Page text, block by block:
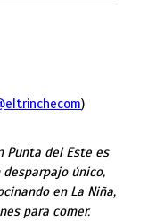
)
Punta del Este es
único,
en La Niña,
para comer.